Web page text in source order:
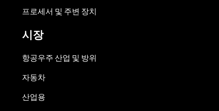
프로세서 및 주변 장치
시장
항공우주 산업 및 방위
자동차
산업용